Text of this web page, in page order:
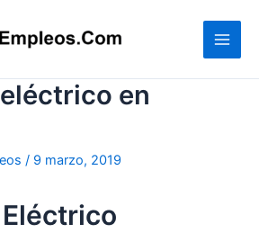
en
/ 9 marzo, 2019